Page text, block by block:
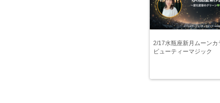
2/17水瓶座新月ムーンカ
ビューティーマジック